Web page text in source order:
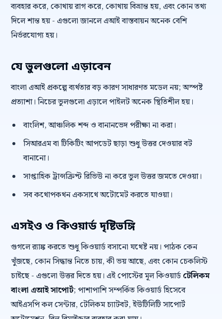
ব্যবহার করে, কোথায় রাগ করে, কোথায় বিভ্রান্ত হয়, এবং কোন তথ্য
দিলে শান্ত হয় - এগুলো জানলে এআই বাস্তবায়ন অনেক বেশি
নির্ভরযোগ্য হয়।
যে ভুলগুলো এড়াবেন
বাংলা এআই প্রকল্পে ব্যর্থতার বড় কারণ সাধারণত মডেল নয়; অস্পষ্ট
প্রত্যাশা। নিচের ভুলগুলো এড়ালে পাইলট অনেক স্থিতিশীল হয়।
বাংলিশ, আঞ্চলিক শব্দ ও বানানভেদ পরীক্ষা না করা।
সিআরএম বা টিকিটিং আপডেট ছাড়া শুধু উত্তর দেওয়ার বট
বানানো।
সাপ্তাহিক ট্রান্সক্রিপ্ট রিভিউ না করে ভুল উত্তর জমতে দেওয়া।
সব কথোপকথন একসাথে অটোমেট করতে যাওয়া।
এসইও ও কিওয়ার্ড দৃষ্টিভঙ্গি
গুগলে র‍্যাঙ্ক করতে শুধু কিওয়ার্ড বসানো যথেষ্ট নয়। পাঠক কেন
খুঁজছে, কোন সিদ্ধান্ত নিতে চায়, কী ভয় আছে, এবং কোন চেকলিস্ট
চাইছে - এগুলো উত্তর দিতে হয়। এই পোস্টের মূল কিওয়ার্ড টেলিকম
বাংলা এআই সাপোর্ট; পাশাপাশি সম্পর্কিত কিওয়ার্ড হিসেবে
আইএসপি কল সেন্টার, টেলিকম চ্যাটবট, ইউটিলিটি সাপোর্ট